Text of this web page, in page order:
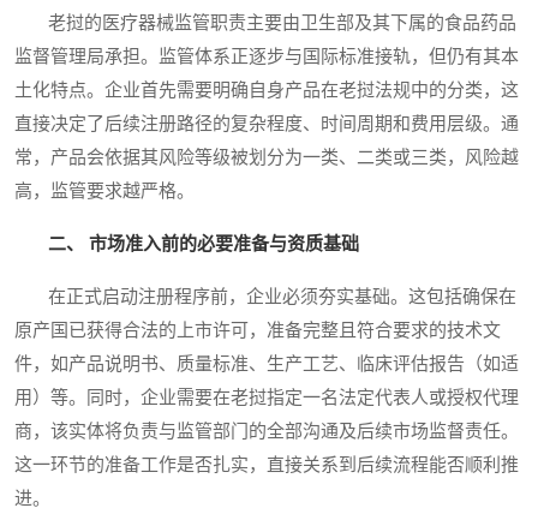
老挝的医疗器械监管职责主要由卫生部及其下属的食品药品
监督管理局承担。监管体系正逐步与国际标准接轨，但仍有其本
土化特点。企业首先需要明确自身产品在老挝法规中的分类，这
直接决定了后续注册路径的复杂程度、时间周期和费用层级。通
常，产品会依据其风险等级被划分为一类、二类或三类，风险越
高，监管要求越严格。
二、 市场准入前的必要准备与资质基础
在正式启动注册程序前，企业必须夯实基础。这包括确保在
原产国已获得合法的上市许可，准备完整且符合要求的技术文
件，如产品说明书、质量标准、生产工艺、临床评估报告（如适
用）等。同时，企业需要在老挝指定一名法定代表人或授权代理
商，该实体将负责与监管部门的全部沟通及后续市场监督责任。
这一环节的准备工作是否扎实，直接关系到后续流程能否顺利推
进。